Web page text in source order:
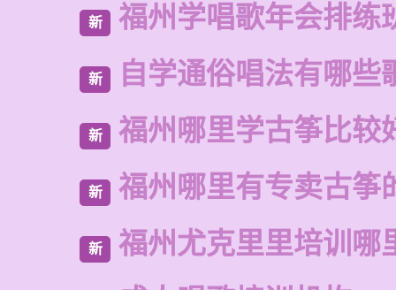
新 福州学唱歌年会排练
新 自学通俗唱法有哪些
新 福州哪里学古筝比较
新 福州哪里有专卖古筝
新
福州尤克里里培训哪